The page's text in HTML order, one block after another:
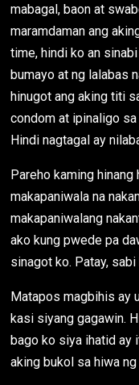
mabagal, baon at
maramdaman ang
time, hindi ko an
bumayo at ng lalabas
hinugot ang aking titi
condom at ipinaligo
Hindi nagtagal ay
Pareho kaming
makapaniwala na
makapaniwalang
ako kung pwede pa
sinagot ko. Patay,
Matapos magbihis ay
kasi siyang gagawin.
bago ko siya ihatid ay
aking bukol sa hiwa